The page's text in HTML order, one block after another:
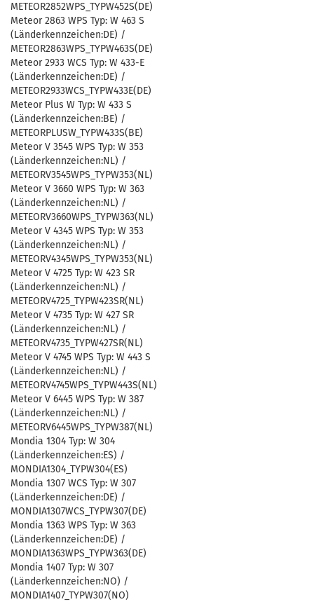
METEOR2852WPS_TYPW452S(DE)
Meteor 2863 WPS Typ: W 463 S
(Länderkennzeichen:DE) /
METEOR2863WPS_TYPW463S(DE)
Meteor 2933 WCS Typ: W 433-E
(Länderkennzeichen:DE) /
METEOR2933WCS_TYPW433E(DE)
Meteor Plus W Typ: W 433 S
(Länderkennzeichen:BE) /
METEORPLUSW_TYPW433S(BE)
Meteor V 3545 WPS Typ: W 353
(Länderkennzeichen:NL) /
METEORV3545WPS_TYPW353(NL)
Meteor V 3660 WPS Typ: W 363
(Länderkennzeichen:NL) /
METEORV3660WPS_TYPW363(NL)
Meteor V 4345 WPS Typ: W 353
(Länderkennzeichen:NL) /
METEORV4345WPS_TYPW353(NL)
Meteor V 4725 Typ: W 423 SR
(Länderkennzeichen:NL) /
METEORV4725_TYPW423SR(NL)
Meteor V 4735 Typ: W 427 SR
(Länderkennzeichen:NL) /
METEORV4735_TYPW427SR(NL)
Meteor V 4745 WPS Typ: W 443 S
(Länderkennzeichen:NL) /
METEORV4745WPS_TYPW443S(NL)
Meteor V 6445 WPS Typ: W 387
(Länderkennzeichen:NL) /
METEORV6445WPS_TYPW387(NL)
Mondia 1304 Typ: W 304
(Länderkennzeichen:ES) /
MONDIA1304_TYPW304(ES)
Mondia 1307 WCS Typ: W 307
(Länderkennzeichen:DE) /
MONDIA1307WCS_TYPW307(DE)
Mondia 1363 WPS Typ: W 363
(Länderkennzeichen:DE) /
MONDIA1363WPS_TYPW363(DE)
Mondia 1407 Typ: W 307
(Länderkennzeichen:NO) /
MONDIA1407_TYPW307(NO)